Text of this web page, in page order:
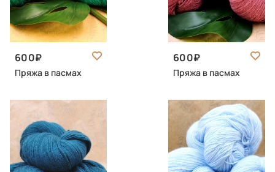
600
Пряжа в пасмах
600
Пряжа в пасмах